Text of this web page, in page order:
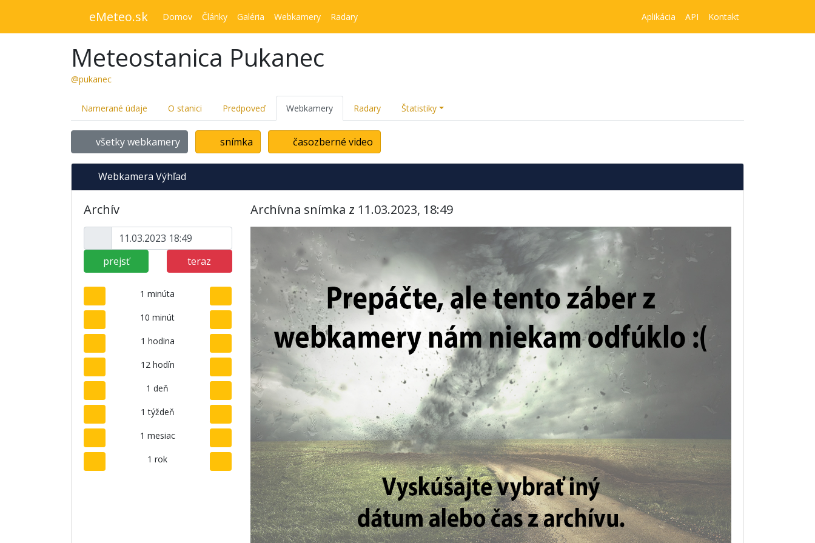
eMeteo.sk Domov Články Galéria Webkamery Radary Aplikácia API Kontakt
Meteostanica Pukanec
@pukanec
Namerané údaje O stanici Predpoveď Webkamery Radary Štatistiky
všetky webkamery snímka časozberné video
Webkamera Výhľad
Archív
prejsť teraz
1 minúta
10 minút
1 hodina
12 hodín
1 deň
1 týždeň
1 mesiac
1 rok
Archívna snímka z 11.03.2023, 18:49